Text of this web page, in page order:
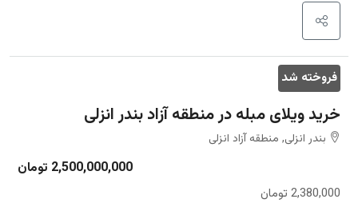
فروخته شد
خرید ویلای مبله در منطقه آزاد بندر انزلی
بندر انزلی, منطقه آزاد انزلی
2,500,000,000 تومان
2,380,000 تومان